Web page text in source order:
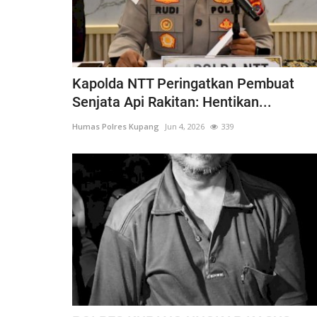
Kapolda NTT Peringatkan Pembuat
Senjata Api Rakitan: Hentikan...
Humas Polres Kupang Jun 4, 2026 339
BERANDA
Kapolres kupang AKBP ALDINAN,
intruksikan jajaran polres...
Humas Polres Kupang Des 29, 2019 2149